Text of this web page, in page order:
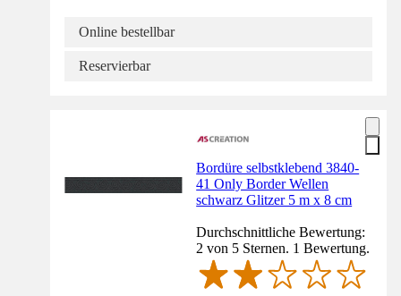
Online bestellbar
Reservierbar
Bordüre selbstklebend 3840-
41 Only Border Wellen
schwarz Glitzer 5 m x 8 cm
Durchschnittliche Bewertung:
2 von 5 Sternen. 1 Bewertung.